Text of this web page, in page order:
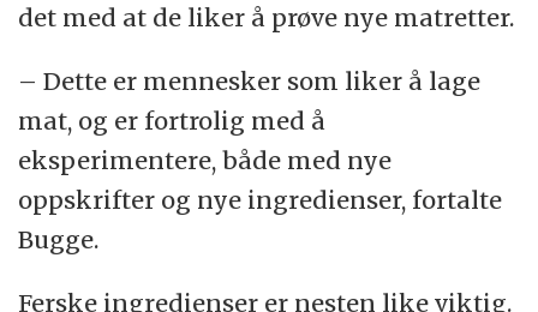
det med at de liker å prøve nye matretter.
– Dette er mennesker som liker å lage
mat, og er fortrolig med å
eksperimentere, både med nye
oppskrifter og nye ingredienser, fortalte
Bugge.
Ferske ingredienser er nesten like viktig.